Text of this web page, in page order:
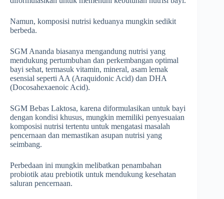
Namun, komposisi nutrisi keduanya mungkin sedikit
berbeda.
SGM Ananda biasanya mengandung nutrisi yang
mendukung pertumbuhan dan perkembangan optimal
bayi sehat, termasuk vitamin, mineral, asam lemak
esensial seperti AA (Araquidonic Acid) dan DHA
(Docosahexaenoic Acid).
SGM Bebas Laktosa, karena diformulasikan untuk bayi
dengan kondisi khusus, mungkin memiliki penyesuaian
komposisi nutrisi tertentu untuk mengatasi masalah
pencernaan dan memastikan asupan nutrisi yang
seimbang.
Perbedaan ini mungkin melibatkan penambahan
probiotik atau prebiotik untuk mendukung kesehatan
saluran pencernaan.